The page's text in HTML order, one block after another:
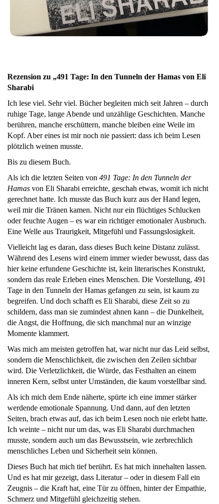
Rezension zu „491 Tage: In den Tunneln der Hamas von Eli
Sharabi
Ich lese viel. Sehr viel. Bücher begleiten mich seit Jahren – durch
ruhige Tage, lange Abende und unzählige Geschichten. Manche
berühren, manche erschüttern, manche bleiben eine Weile im
Kopf. Aber eines ist mir noch nie passiert: dass ich beim Lesen
plötzlich weinen musste.
Bis zu diesem Buch.
Als ich die letzten Seiten von 491 Tage: In den Tunneln der
Hamas von Eli Sharabi erreichte, geschah etwas, womit ich nicht
gerechnet hatte. Ich musste das Buch kurz aus der Hand legen,
weil mir die Tränen kamen. Nicht nur ein flüchtiges Schlucken
oder feuchte Augen – es war ein richtiger emotionaler Ausbruch.
Eine Welle aus Traurigkeit, Mitgefühl und Fassungslosigkeit.
Vielleicht lag es daran, dass dieses Buch keine Distanz zulässt.
Während des Lesens wird einem immer wieder bewusst, dass das
hier keine erfundene Geschichte ist, kein literarisches Konstrukt,
sondern das reale Erleben eines Menschen. Die Vorstellung, 491
Tage in den Tunneln der Hamas gefangen zu sein, ist kaum zu
begreifen. Und doch schafft es Eli Sharabi, diese Zeit so zu
schildern, dass man sie zumindest ahnen kann – die Dunkelheit,
die Angst, die Hoffnung, die sich manchmal nur an winzige
Momente klammert.
Was mich am meisten getroffen hat, war nicht nur das Leid selbst,
sondern die Menschlichkeit, die zwischen den Zeilen sichtbar
wird. Die Verletzlichkeit, die Würde, das Festhalten an einem
inneren Kern, selbst unter Umständen, die kaum vorstellbar sind.
Als ich mich dem Ende näherte, spürte ich eine immer stärker
werdende emotionale Spannung. Und dann, auf den letzten
Seiten, brach etwas auf, das ich beim Lesen noch nie erlebt hatte.
Ich weinte – nicht nur um das, was Eli Sharabi durchmachen
musste, sondern auch um das Bewusstsein, wie zerbrechlich
menschliches Leben und Sicherheit sein können.
Dieses Buch hat mich tief berührt. Es hat mich innehalten lassen.
Und es hat mir gezeigt, dass Literatur – oder in diesem Fall ein
Zeugnis – die Kraft hat, eine Tür zu öffnen, hinter der Empathie,
Schmerz und Mitgefühl gleichzeitig stehen.